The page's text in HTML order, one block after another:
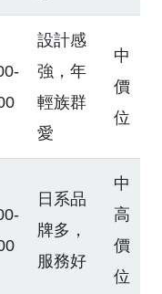
設計感
強，年
輕族群
愛
中
價
位
日系品
牌多，
服務好
中
高
價
位